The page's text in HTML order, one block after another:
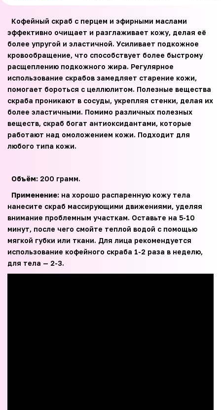
Кофейный скраб с перцем и эфирными маслами
эффективно очищает и разглаживает кожу, делая её
более упругой и эластичной. Усиливает подкожное
кровообращение, что способствует более быстрому
расщеплению подкожного жира. Регулярное
использование скрабов замедляет старение кожи,
помогает бороться с целлюлитом. Полезные вещества
скраба проникают в сосуды, укрепляя стенки, делая их
более эластичными. Помимо различных полезных
веществ, скраб богат антиоксидантами, которые
работают над омоложением кожи. Подходит для
любого типа кожи.
Объём: 200 грамм.
Применение: на хорошо распаренную кожу тела
нанесите скраб массирующими движениями, уделяя
внимание проблемным участкам. Оставьте на 5-10
минут, после чего смойте теплой водой с помощью
мягкой губки или ткани. Для лица рекомендуется
использование кофейного скраба 1-2 раза в неделю,
для тела — 2-3.